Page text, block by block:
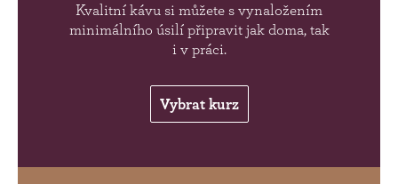
Kvalitní kávu si můžete s vynaložením
minimálního úsilí připravit jak doma, tak
i v práci.
Vybrat kurz